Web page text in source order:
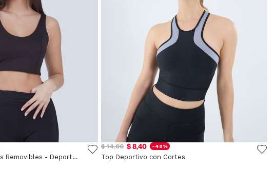
Top Básico Con Copas Removibles - Deportivo
$ 14,00 $ 8,40 -40%
Top Deportivo con Cortes